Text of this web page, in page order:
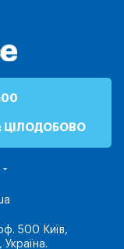
ЦІЛОДОБОВО
500 Київ,
Україна.